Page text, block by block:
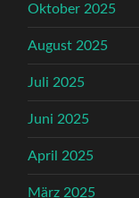
Oktober 2025
August 2025
Juli 2025
Juni 2025
April 2025
März 2025